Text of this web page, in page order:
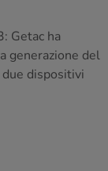
Getac ha
generazione del
dispositivi